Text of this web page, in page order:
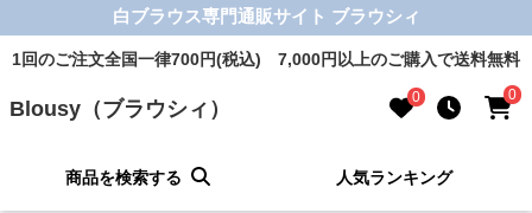
白ブラウス専門通販サイト ブラウシィ
1回のご注文全国一律700円(税込) 7,000円以上のご購入で送料無料
Blousy（ブラウシィ） 0 0
商品を検索する 人気ランキング